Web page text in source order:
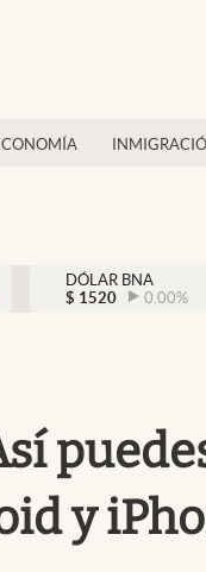
DÓLAR BNA
$ 1520 0.00%
y